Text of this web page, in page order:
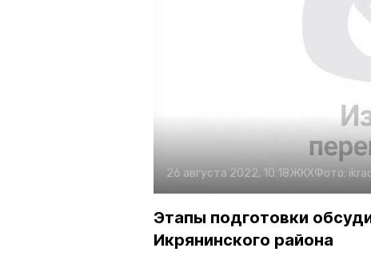
26 августа 2022, 10:18ЖКХФото:
Этапы подготовки
Икрянинского района